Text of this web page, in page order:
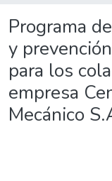
Programa
y
para los
empresa
Mecánico